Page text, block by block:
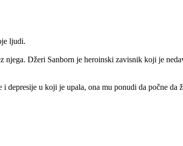
ljudi.
Džeri Sanborn je heroinski zavisnik koji je
u koji je upala, ona mu ponudi da počne